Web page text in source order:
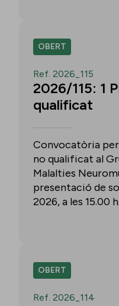
OBERT
Ref. 2026_115
2026/115: 1
qualificat
Convocatòria per
no qualificat al
Malalties
presentació de
2026, a les 15.00 h.
OBERT
Ref. 2026_114